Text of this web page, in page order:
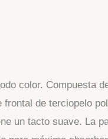
color. Compuesta
frontal de terciopelo
un tacto suave. La